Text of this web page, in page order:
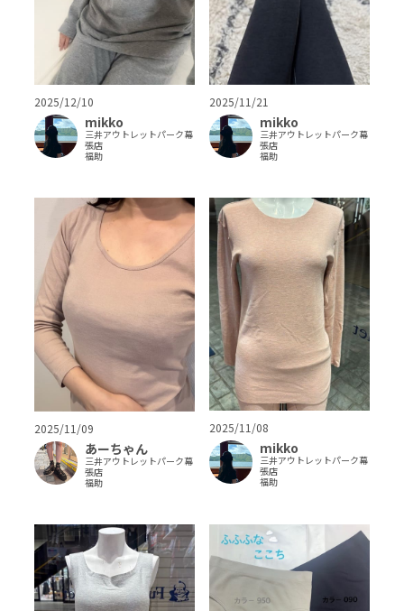
2025/12/10
mikko
三井アウトレットパーク幕
張店
福助
2025/11/21
mikko
三井アウトレットパーク幕
張店
福助
2025/11/09
あーちゃん
三井アウトレットパーク幕
張店
福助
2025/11/08
mikko
三井アウトレットパーク幕
張店
福助